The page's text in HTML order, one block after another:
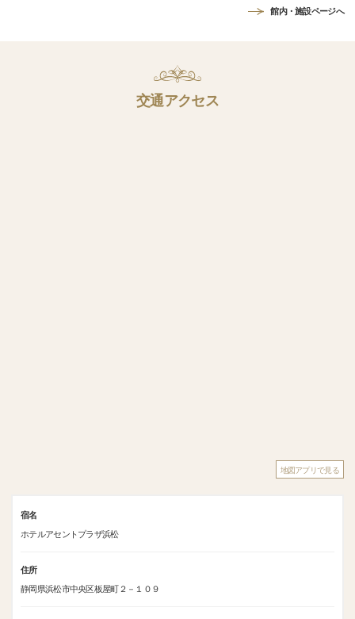
館内・施設ページへ
交通アクセス
地図アプリで見る
宿名
ホテルアセントプラザ浜松
住所
静岡県浜松市中央区板屋町２－１０９